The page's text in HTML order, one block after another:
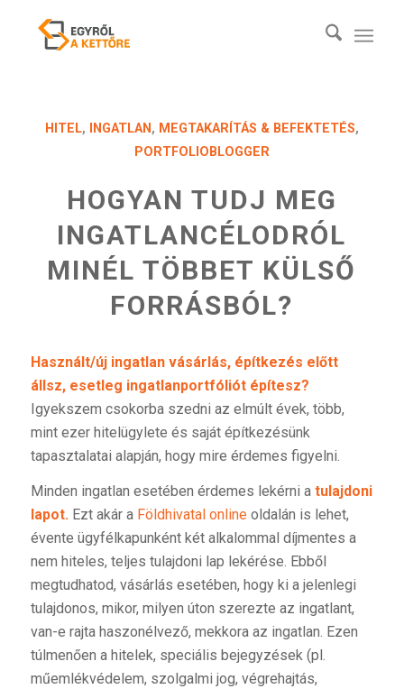
HITEL, INGATLAN , MEGTAKARÍTÁS & BEFEKTETÉS,
PORTFOLIOBLOGGER
HOGYAN TUDJ MEG
INGATLANCÉLODRÓL
MINÉL TÖBBET KÜLSŐ
FORRÁSBÓL?
Használt/új ingatlan vásárlás, építkezés előtt
állsz, esetleg ingatlanportfóliót építesz?
Igyekszem csokorba szedni az elmúlt évek, több,
mint ezer hitelügylete és saját építkezésünk
tapasztalatai alapján, hogy mire érdemes figyelni.
Minden ingatlan esetében érdemes lekérni a tulajdoni
lapot.Ezt akár a Földhivatal onlineoldalán is lehet,
évente ügyfélkapunként két alkalommal díjmentes a
nem hiteles, teljes tulajdoni lap lekérése. Ebből
megtudhatod, vásárlás esetében, hogy ki a jelenlegi
tulajdonos, mikor, milyen úton szerezte az ingatlant,
van-e rajta haszonélvező, mekkora az ingatlan. Ezen
túlmenően a hitelek, speciális bejegyzések (pl.
műemlékvédelem, szolgalmi jog, végrehajtás,